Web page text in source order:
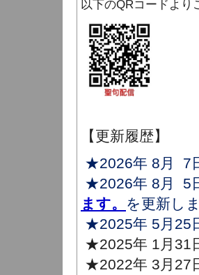
以下のQRコードより
【更新履歴】
★2026年 8月 7
★2026年 8月 5
ます。 を更新し
★2025年 5月25
★2025年 1月31
★2022年 3月27